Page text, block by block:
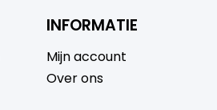
INFORMATIE
Mijn account
Over ons